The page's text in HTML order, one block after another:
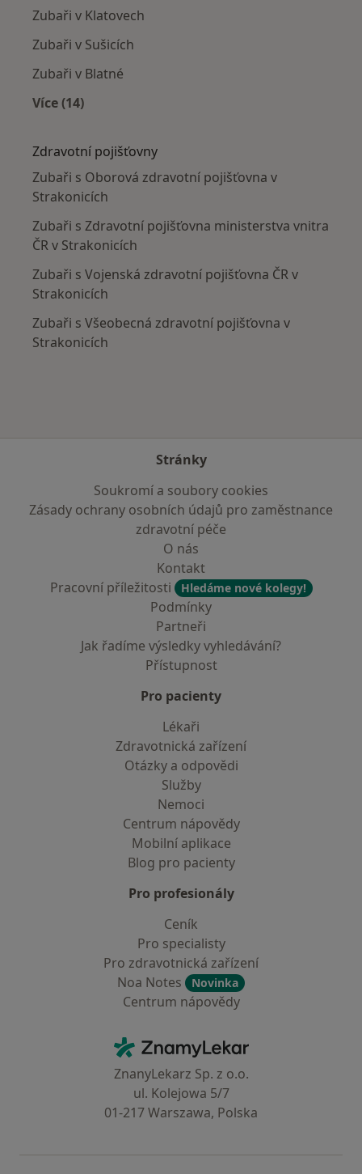
Zubaři v Klatovech
Zubaři v Sušicích
Zubaři v Blatné
Více (14)
Zdravotní pojišťovny
Zubaři s Oborová zdravotní pojišťovna v
Strakonicích
Zubaři s Zdravotní pojišťovna ministerstva vnitra
ČR v Strakonicích
Zubaři s Vojenská zdravotní pojišťovna ČR v
Strakonicích
Zubaři s Všeobecná zdravotní pojišťovna v
Strakonicích
Stránky
Soukromí a soubory cookies
Zásady ochrany osobních údajů pro zaměstnance
zdravotní péče
O nás
Kontakt
Pracovní příležitosti
Hledáme nové kolegy!
Podmínky
Partneři
Jak řadíme výsledky vyhledávání?
Přístupnost
Pro pacienty
Lékaři
Zdravotnická zařízení
Otázky a odpovědi
Služby
Nemoci
Centrum nápovědy
Mobilní aplikace
Blog pro pacienty
Pro profesionály
Ceník
Pro specialisty
Pro zdravotnická zařízení
Noa Notes
Novinka
Centrum nápovědy
ZnamyLekar - Hlavní stránka
ZnanyLekarz Sp. z o.o.
ul. Kolejowa 5/7
01-217 Warszawa, Polska